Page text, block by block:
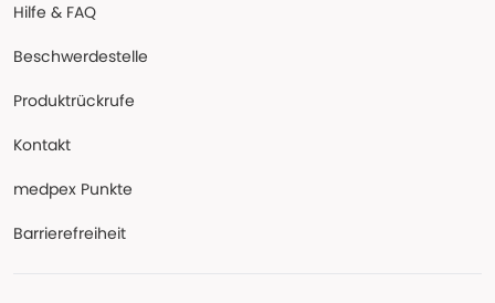
Hilfe & FAQ
Beschwerdestelle
Produktrückrufe
Kontakt
medpex Punkte
Barrierefreiheit